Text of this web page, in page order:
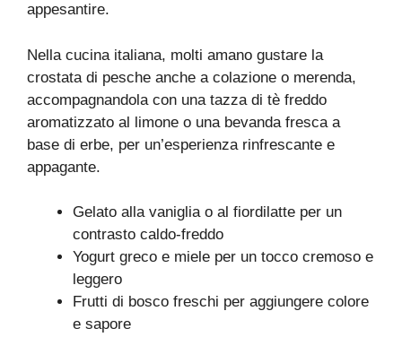
appesantire.
Nella cucina italiana, molti amano gustare la
crostata di pesche anche a colazione o merenda,
accompagnandola con una tazza di tè freddo
aromatizzato al limone o una bevanda fresca a
base di erbe, per un’esperienza rinfrescante e
appagante.
Gelato alla vaniglia o al fiordilatte per un
contrasto caldo-freddo
Yogurt greco e miele per un tocco cremoso e
leggero
Frutti di bosco freschi per aggiungere colore
e sapore